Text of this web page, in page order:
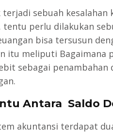
terjadi sebuah
tentu perlu dilakukan
bisa tersusun
itu meliputi Bagaimana
sebagai penambahan
Antara Saldo
akuntansi terdapat